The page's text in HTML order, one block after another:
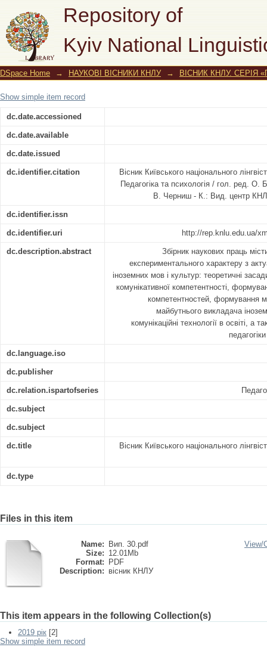
Repository of
Kyiv National
Вісник Київського національного
DSpace Home → НАУКОВІ ВІСНИКИ КНЛУ → ВІСНИК КНЛУ. СЕРІЯ
Show simple item record
dc.date.accessioned
dc.date.available
dc.date.issued
dc.identifier.citation
Вісник Київського національного
Педагогіка та психологія / гол. ред. О.
В. Черниш - К.: Вид. центр
dc.identifier.issn
dc.identifier.uri http://rep.knlu.edu.ua/
dc.description.abstract
Збірник наукових праць
експериментального характеру з
іноземних мов і культур: теоретичні
комунікативної компетентності,
компетентностей, формування
майбутнього викладача
комунікаційні технології в освіті, а
dc.language.iso
dc.publisher
dc.relation.ispartofseries
dc.subject
dc.subject
dc.title Вісник Київського національного
dc.type
Files in this item
Name:
Вип. 30.pdf
Size: 12.01Mb
Format:
PDF
Description: вісник КНЛУ
View/
This item appears in the following Collection(s)
2019 рік [2]
Show simple item record